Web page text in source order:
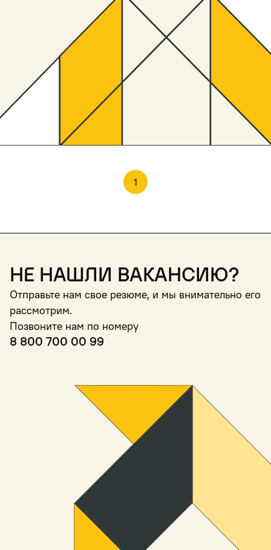
1
Не нашли вакансию?
Отправьте нам свое резюме, и мы внимательно его
рассмотрим.
Позвоните нам по номеру
8 800 700 00 99